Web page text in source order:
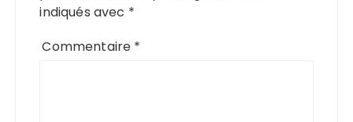
indiqués avec *
Commentaire *